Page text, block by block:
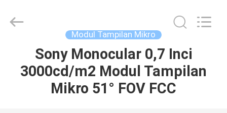
RUMAH
PRODUK
Technology
Modul Tampilan Mikro
Sony Monocular 0,7 Inci
3000cd/m2 Modul Tampilan
Mikro 51° FOV FCC